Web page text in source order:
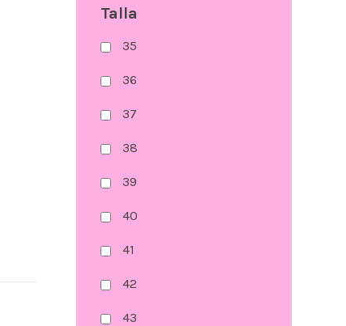
Talla
35
36
37
38
39
40
41
42
43